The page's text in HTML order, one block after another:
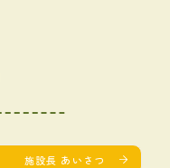
施設長 あいさつ